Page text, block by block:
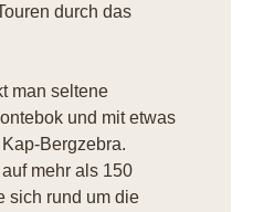
durch das
man seltene
und mit etwas
Bergzebra.
mehr als 150
sich rund um die